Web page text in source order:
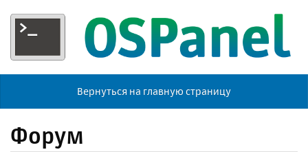
Вернуться на главную страницу
Форум